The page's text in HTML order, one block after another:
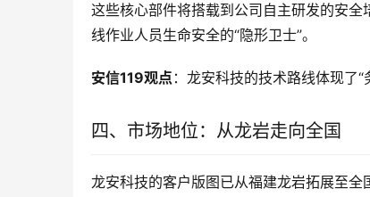
这些核心部件将搭载到公司自主研发的安
线作业人员生命安全的“隐形卫士”。
安信119观点 ：龙安科技的技术路线体现了
四、市场地位：从龙岩走向全国
龙安科技的客户版图已从福建龙岩拓展至全